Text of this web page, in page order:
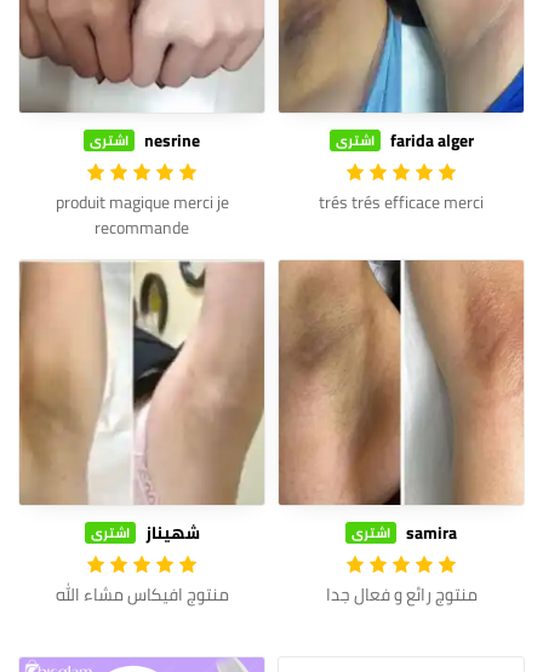
farida alger اشترى
trés trés efficace merci
nesrine اشترى
produit magique merci je
recommande
samira اشترى
منتوج رائع و فعال جدا
شهيناز اشترى
منتوج افيكاس مشاء الله